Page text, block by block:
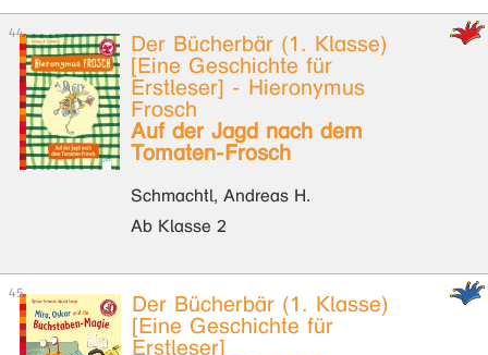
Der Bücherbär (1. Klasse)
[Eine Geschichte für
Erstleser] - Hieronymus
Frosch
Auf der Jagd nach dem
Tomaten-Frosch
Schmachtl, Andreas H.
Ab Klasse 2
Der Bücherbär (1. Klasse)
[Eine Geschichte für
Erstleser]